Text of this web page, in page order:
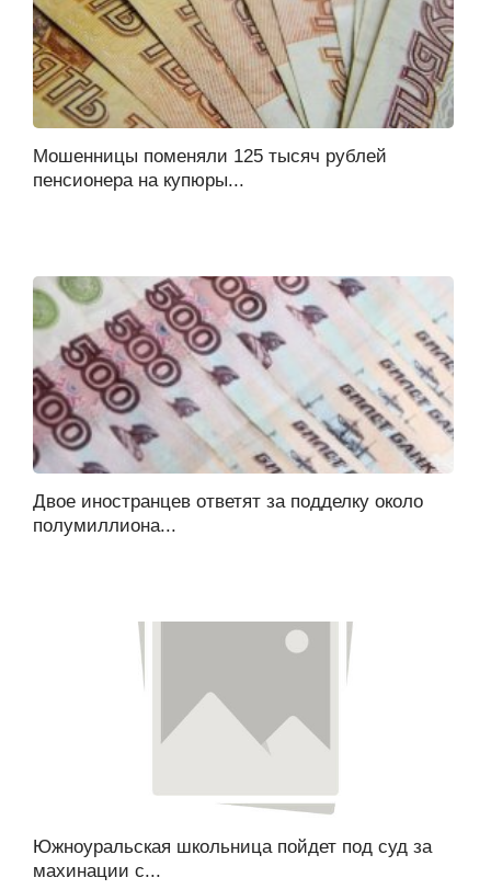
Мошенницы поменяли 125 тысяч рублей
пенсионера на купюры...
Двое иностранцев ответят за подделку около
полумиллиона...
Южноуральская школьница пойдет под суд за
махинации с...